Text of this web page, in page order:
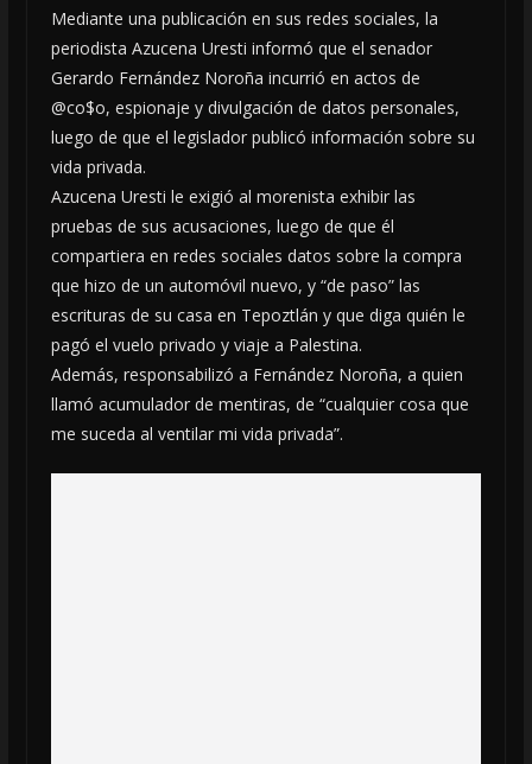
Mediante una publicación en sus redes sociales, la
periodista Azucena Uresti informó que el senador
Gerardo Fernández Noroña incurrió en actos de
@co$o, espionaje y divulgación de datos personales,
luego de que el legislador publicó información sobre su
vida privada.
Azucena Uresti le exigió al morenista exhibir las
pruebas de sus acusaciones, luego de que él
compartiera en redes sociales datos sobre la compra
que hizo de un automóvil nuevo, y “de paso” las
escrituras de su casa en Tepoztlán y que diga quién le
pagó el vuelo privado y viaje a Palestina.
Además, responsabilizó a Fernández Noroña, a quien
llamó acumulador de mentiras, de “cualquier cosa que
me suceda al ventilar mi vida privada”.